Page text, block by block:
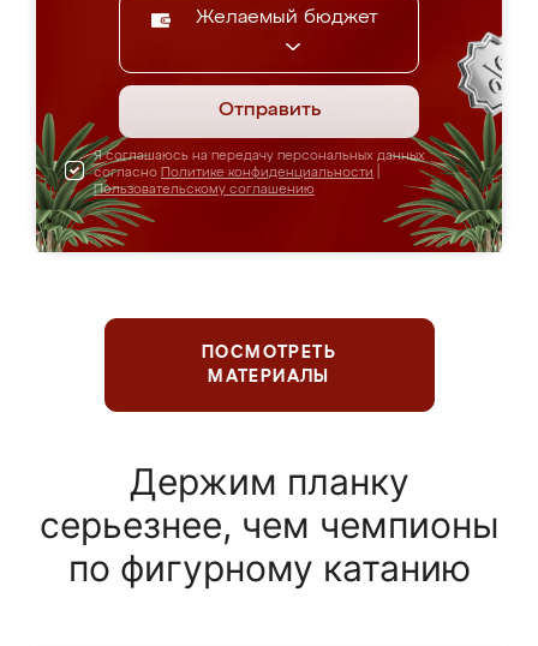
Желаемый бюджет
Отправить
Я соглашаюсь на передачу персональных данных
согласно Политике конфиденциальности
Пользовательскому соглашению
ПОСМОТРЕТЬ
МАТЕРИАЛЫ
Держим планку
серьезнее, чем чемпионы
по фигурному катанию